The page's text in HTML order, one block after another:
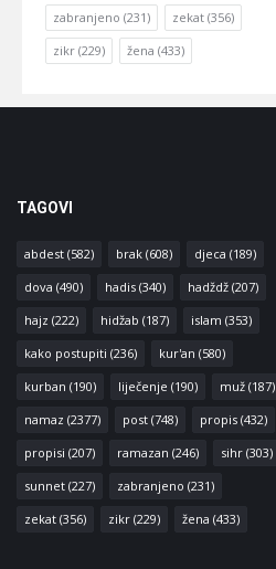
zabranjeno (231) zekat (356)
zikr (229) žena (433)
TAGOVI
abdest(582) brak(608) djeca (189)
dova (490) hadis(340) hadždž(207)
hajz (222) hidžab (187) islam (353)
kako postupiti (236) kur'an (580)
kurban (190) liječenje (190) muž(187)
namaz (2377) post(748) propis(432)
propisi (207) ramazan (246) sihr(303)
sunnet(227) zabranjeno (231)
zekat(356) zikr(229) žena (433)